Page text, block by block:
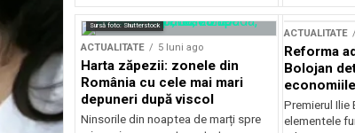
Sursă foto: Shutterstock
ACTUALITATE 5 luni ago
Harta zăpezii: zonele din
România cu cele mai mari
depuneri după viscol
Ninsorile din noaptea de marți spre
ACTUALITATE
Reforma
Bolojan
Premierul Ilie
elementele